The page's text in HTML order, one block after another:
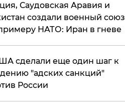
Саудовская Аравия и
создали военный союз
НАТО: Иран в гневе
сделали еще один шаг к
"адских санкций"
России